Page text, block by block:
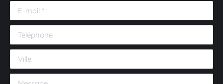
E-mail *
Téléphone
Ville
Message